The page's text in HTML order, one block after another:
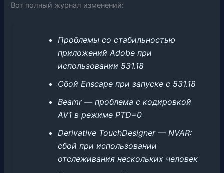
Вот полный журнал изменений:
Проблемы со стабильностью
приложений Adobe при
использовании 531.18
Сбой Enscape при запуске с 531.18
Beamr — проблема с кодировкой
AV1 в режиме PTD=0
Derivative TouchDesigner — NVAR:
сбой при использовании
отслеживания нескольких человек